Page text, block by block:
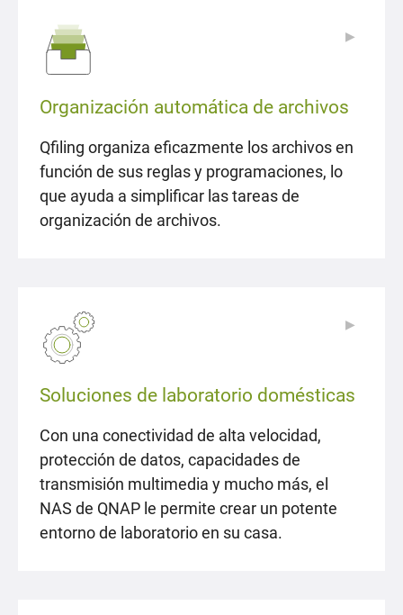
Organización automática de archivos
Qfiling organiza eficazmente los archivos en
función de sus reglas y programaciones, lo
que ayuda a simplificar las tareas de
organización de archivos.
▶
Soluciones de laboratorio domésticas
Con una conectividad de alta velocidad,
protección de datos, capacidades de
transmisión multimedia y mucho más, el
NAS de QNAP le permite crear un potente
entorno de laboratorio en su casa.
▶